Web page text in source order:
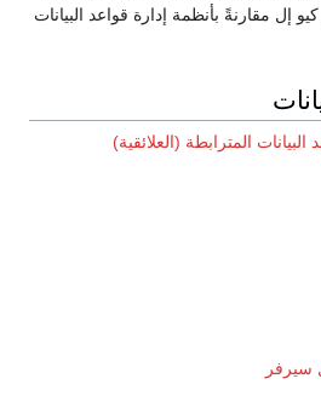
إل مقارنةً بأنظمة إدارة قواعد البيانات
البيانات المترابطة (العلائقية)
سيرفر